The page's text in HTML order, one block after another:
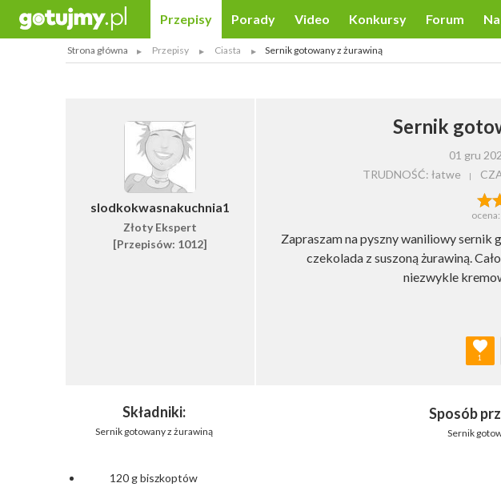
Przepisy Porady Video Konkursy Forum
Strona główna Przepisy Ciasta Sernik gotowany z żurawiną
slodkokwasnakuchnia1
Złoty Ekspert
[Przepisów: 1012]
Sernik
01 gru
TRUDNOŚĆ: łatwe
ocena:
Zapraszam na pyszny waniliowy sernik
czekolada z suszoną żurawiną.
niezwykle
1
Składniki:
Sernik gotowany z żurawiną
120 g biszkoptów
Sposób
Sernik